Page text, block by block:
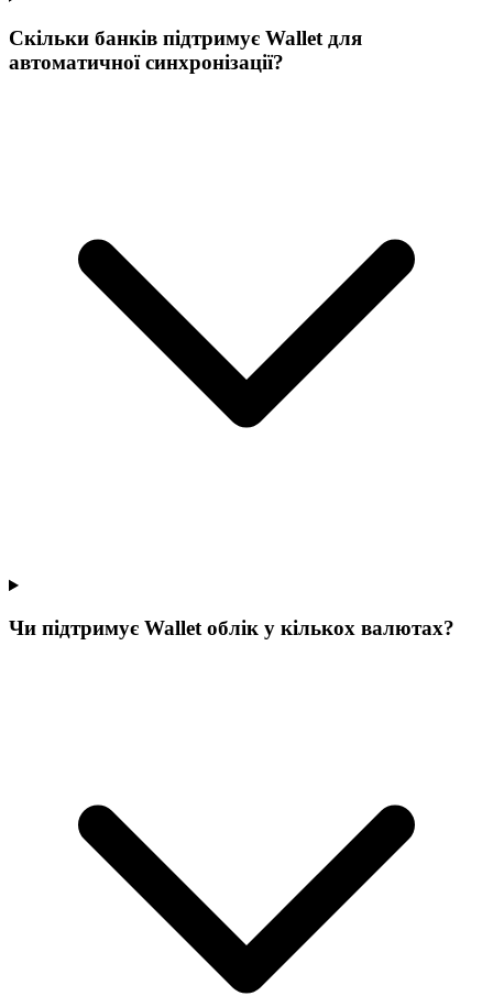
Скільки банків підтримує Wallet для
автоматичної синхронізації?
Чи підтримує Wallet облік у кількох валютах?